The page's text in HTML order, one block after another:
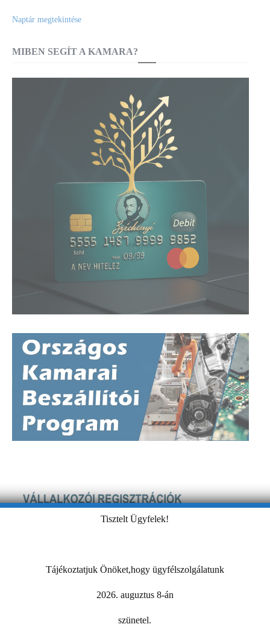
Naptár megtekintése
MIBEN SEGÍT A KAMARA?
Tisztelt Ügyfelek!
Tájékoztatjuk Önöket,hogy ügyfélszolgálatunk
2026. auguztus 8-án
szünetel.